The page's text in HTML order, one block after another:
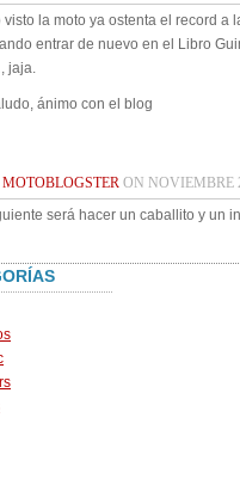
visto la moto ya ostenta el record a
entrar de nuevo en el Libro
jaja.
ánimo con el blog
MOTOBLOGSTER ON NOVIEMBRE
será hacer un caballito y